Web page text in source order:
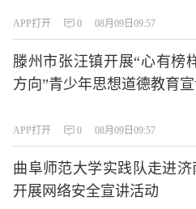
APP打开 0 08月09日09:57
滕州市张汪镇开展“心有榜
方向”青少年思想道德教育
APP打开 0 08月09日09:57
曲阜师范大学实践队走进济
开展网络安全宣讲活动